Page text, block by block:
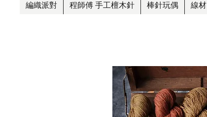
編織派對 程師傅 手工檀木針 棒針玩偶 線材